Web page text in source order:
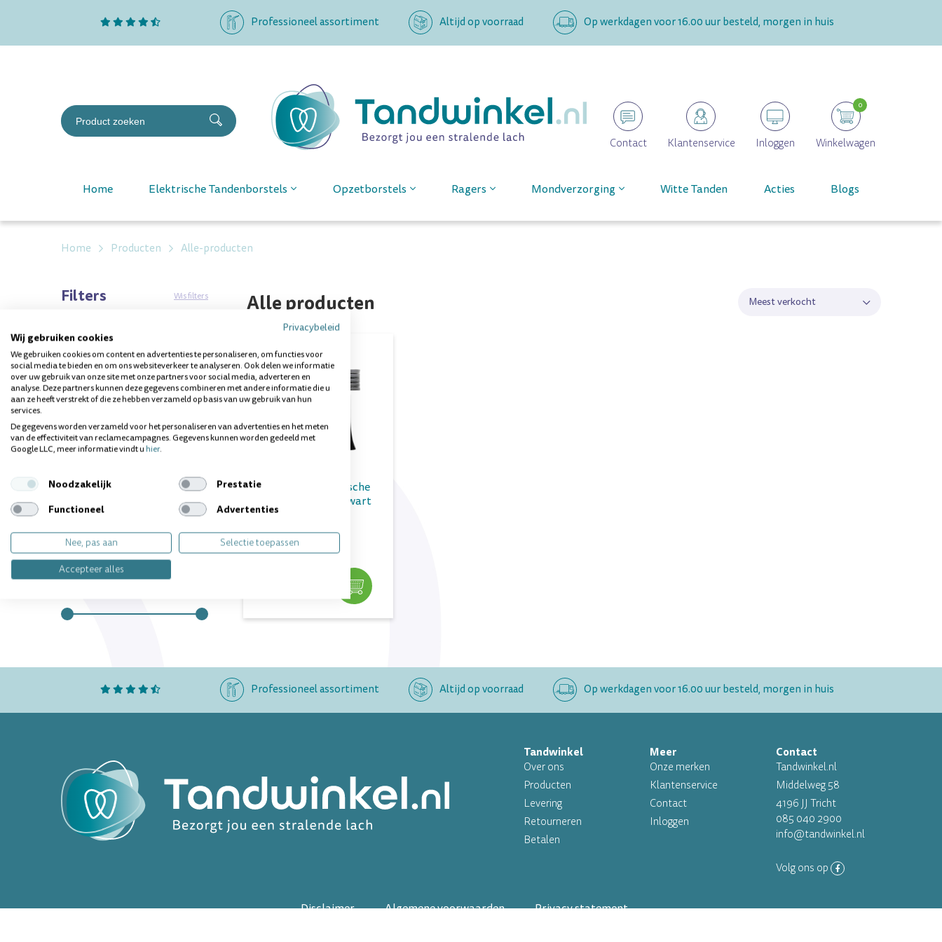
Professioneel assortiment Altijd op voorraad Op werkdagen voor 16.00 uur besteld, morgen in huis
Contact Klantenservice Inloggen Winkelwagen
0
Home Elektrische Tandenborstels Opzetborstels Ragers Mondverzorging Witte Tanden Acties Blogs
Home Producten Alle-producten
Filters Wis filters
Trefwoord
Boombrush
Groepen
Boombrush
Prijs
€ tot
Alle producten Meest verkocht
Boombrush Sonische
Opzetborstels Zwart
(soft)
Direct leverbaar
Inhoud: 4 stuks
Professioneel assortiment Altijd op voorraad Op werkdagen voor 16.00 uur besteld, morgen in huis
Tandwinkel
Over ons
Producten
Levering
Retourneren
Betalen
Meer
Onze merken
Klantenservice
Contact
Inloggen
Contact
Tandwinkel.nl
Middelweg 58
4196 JJ Tricht
085 040 2900
info@tandwinkel.nl
Volg ons op
Disclaimer Algemene voorwaarden Privacy statement
Privacybeleid
Wij gebruiken cookies
We gebruiken cookies om content en advertenties te personaliseren, om functies voor
social media te bieden en om ons websiteverkeer te analyseren. Ook delen we informatie
over uw gebruik van onze site met onze partners voor social media, adverteren en
analyse. Deze partners kunnen deze gegevens combineren met andere informatie die u
aan ze heeft verstrekt of die ze hebben verzameld op basis van uw gebruik van hun
services.
De gegevens worden verzameld voor het personaliseren van advertenties en het meten
van de effectiviteit van reclamecampagnes. Gegevens kunnen worden gedeeld met
Google LLC, meer informatie vindt uhier.
Noodzakelijk
Prestatie
Functioneel
Advertenties
Nee, pas aan
Selectie toepassen
Accepteer alles